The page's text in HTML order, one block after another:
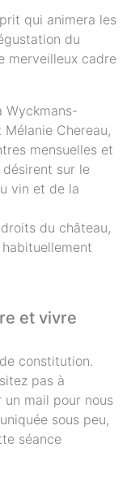
qui animera les
du
merveilleux cadre
Wyckmans-
Chereau,
mensuelles et
sur le
vin et de la
du château,
et vivre
constitution.
pas à
un mail pour nous
sous peu,
séance